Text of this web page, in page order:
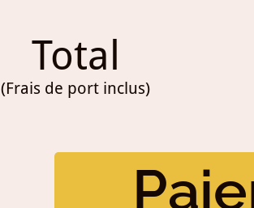
Total
(Frais de port inclus)